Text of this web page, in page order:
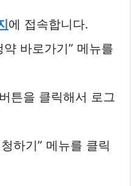
에 접속합니다.
바로가기” 메뉴를
튼을 클릭해서 로그
하기” 메뉴를 클릭